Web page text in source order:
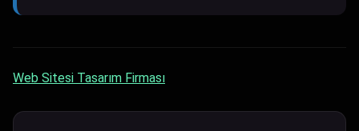
Web Sitesi Tasarım Firması